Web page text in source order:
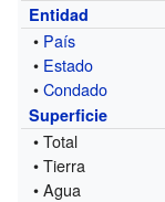
Entidad
• País
• Estado
•Condado
Superficie
• Total
• Tierra
• Agua